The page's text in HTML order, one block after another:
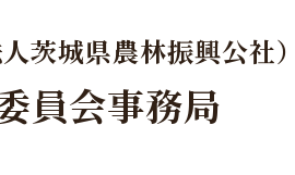
人茨城県農林振興公社
員会事務局